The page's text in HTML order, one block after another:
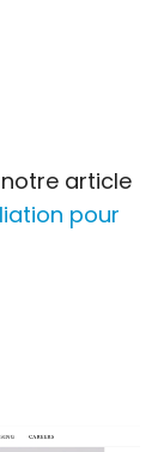
article
pour